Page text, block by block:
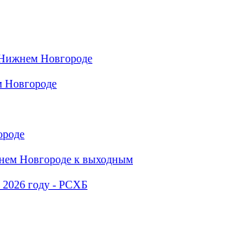
Новгороде
Новгороде
Новгороде к выходным
2026 году - РСХБ